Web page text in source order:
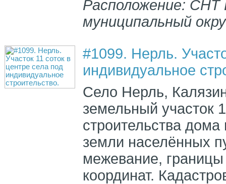
Расположение: СНТ
муниципальный
#1099. Нерль.
индивидуальное
Село Нерль,
земельный участок
строительства
земли населённых
межевание,
координат.